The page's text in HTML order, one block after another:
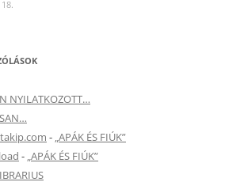
NYILATKOZOTT…
- „APÁK ÉS FIÚK”
- „APÁK ÉS FIÚK”